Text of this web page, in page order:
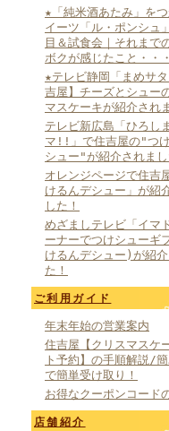
★「純米酒あたみ」を
イーツ「ル・ポンシュ
目＆試食会｜それまで
ボクが感じたこと・・・
★テレビ静岡「まめサ
吉屋】チーズとシュー
マスケーキが紹介され
テレビ新広島「ひろし
マ!!」で住吉屋の"つ
シュー"が紹介されまし
オレンジページで住吉
けるんデシュー」が紹
した！
めざましテレビ「イマ
ーナーでつけシューギ
けるんデシュー)が紹
た！
ご利用ガイド
年末年始の営業案内
住吉屋【クリスマスケ
ト予約】の手順解説/
で簡単受け取り！
お得なクーポンコード
店舗紹介